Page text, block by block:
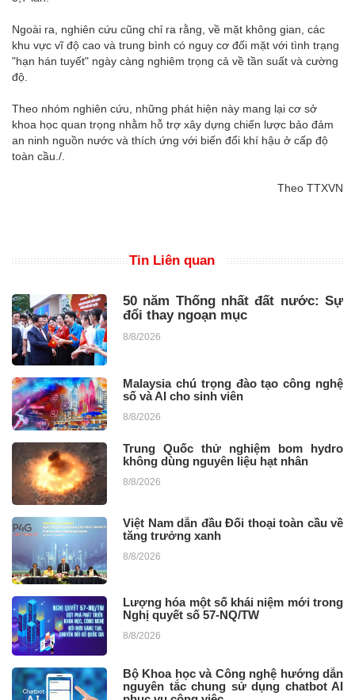
Ngoài ra, nghiên cứu cũng chỉ ra rằng, về mặt không gian, các
khu vực vĩ độ cao và trung bình có nguy cơ đối mặt với tình trạng
"hạn hán tuyết" ngày càng nghiêm trọng cả về tần suất và cường
độ.
Theo nhóm nghiên cứu, những phát hiện này mang lại cơ sở
khoa học quan trọng nhằm hỗ trợ xây dựng chiến lược bảo đảm
an ninh nguồn nước và thích ứng với biến đổi khí hậu ở cấp độ
toàn cầu./.
Theo TTXVN
Tin Liên quan
50 năm Thống nhất đất nước: Sự
đổi thay ngoạn mục
8/8/2026
Malaysia chú trọng đào tạo công nghệ
số và AI cho sinh viên
8/8/2026
Trung Quốc thử nghiệm bom hydro
không dùng nguyên liệu hạt nhân
8/8/2026
Việt Nam dẫn đầu Đối thoại toàn cầu về
tăng trưởng xanh
8/8/2026
Lượng hóa một số khái niệm mới trong
Nghị quyết số 57-NQ/TW
8/8/2026
Bộ Khoa học và Công nghệ hướng dẫn
nguyên tắc chung sử dụng chatbot AI